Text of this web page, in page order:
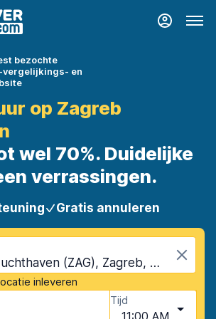
bezochte
vergelijkings- en
op Zagreb
wel 70%. Duidelijke
verrassingen.
Gratis annuleren
Zagreb Luchthaven (ZAG), Zagreb, Kroatië
inleveren
Tijd
11:00 AM